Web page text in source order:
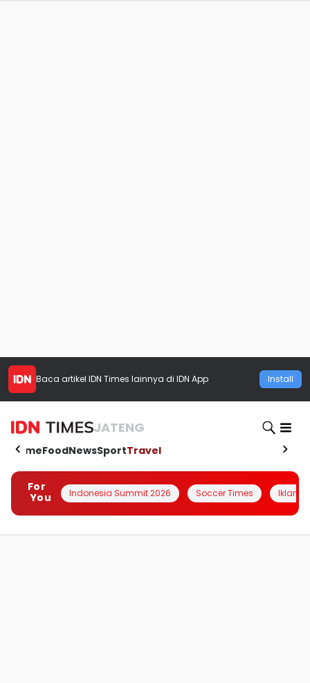
Baca artikel IDN Times lainnya di IDN App Install
JATENG
HomeFoodNewsSportTravel
For
You
Indonesia Summit 2026 Soccer Times Iklanin